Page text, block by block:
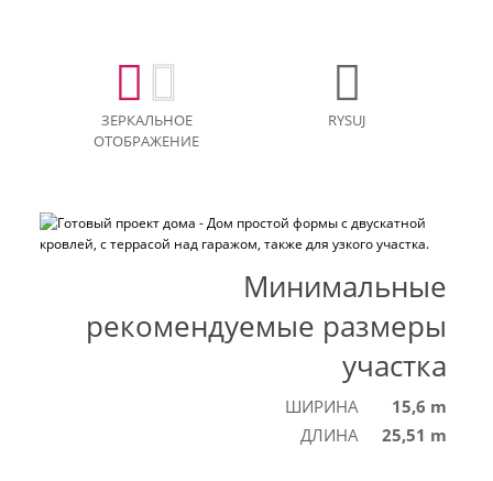
ЗЕРКАЛЬНОЕ
ОТОБРАЖЕНИЕ
RYSUJ
Минимальные
рекомендуемые размеры
участка
ШИРИНА
15,6 m
ДЛИНА
25,51 m